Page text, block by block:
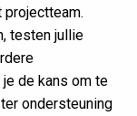
projectteam.
testen jullie
de kans om te
ondersteuning